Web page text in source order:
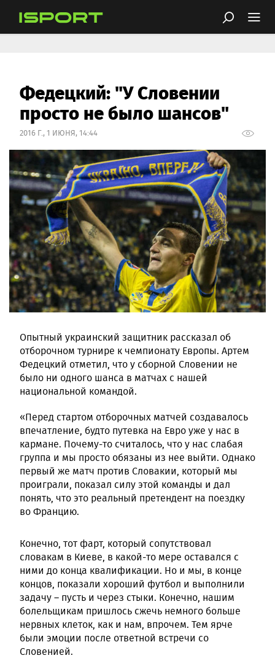
Федецкий: "У Словении
просто не было шансов"
2016 Г., 1 ИЮНЯ, 14:44
Опытный украинский защитник рассказал об
отборочном турнире к чемпионату Европы. Артем
Федецкий отметил, что у сборной Словении не
было ни одного шанса в матчах с нашей
национальной командой.
«Перед стартом отборочных матчей создавалось
впечатление, будто путевка на Евро уже у нас в
кармане. Почему-то считалось, что у нас слабая
группа и мы просто обязаны из нее выйти. Однако
первый же матч против Словакии, который мы
проиграли, показал силу этой команды и дал
понять, что это реальный претендент на поездку
во Францию.
Конечно, тот фарт, который сопутствовал
словакам в Киеве, в какой-то мере оставался с
ними до конца квалификации. Но и мы, в конце
концов, показали хороший футбол и выполнили
задачу – пусть и через стыки. Конечно, нашим
болельщикам пришлось сжечь немного больше
нервных клеток, как и нам, впрочем. Тем ярче
были эмоции после ответной встречи со
Словенией.